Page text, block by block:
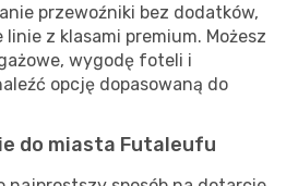
przewoźniki bez dodatków,
linie z klasami premium. Możesz
wygodę foteli i
opcję dopasowaną do
do miasta Futaleufu